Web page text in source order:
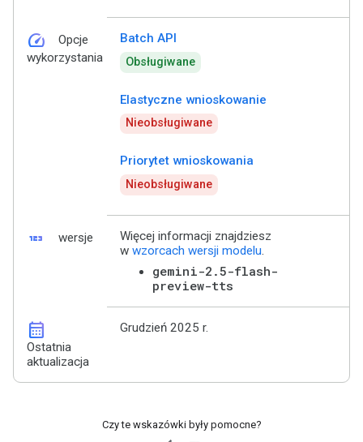
speed
Opcje
wykorzystania
Batch API
Obsługiwane
Elastyczne wnioskowanie
Nieobsługiwane
Priorytet wnioskowania
Nieobsługiwane
123 wersje
Więcej informacji znajdziesz
w wzorcach wersji modelu.
gemini-2.5-flash-
preview-tts
calendar_month
Ostatnia
aktualizacja
Grudzień 2025 r.
Czy te wskazówki były pomocne?